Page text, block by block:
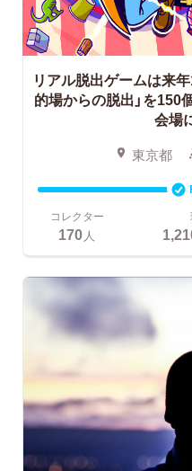
リアル脱出ゲームは来年
的場からの脱出」を150
会場
東京都
コレクター
170 人